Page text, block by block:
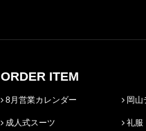
ORDER ITEM
8月営業カレンダー
成人式スーツ
岡山
礼服